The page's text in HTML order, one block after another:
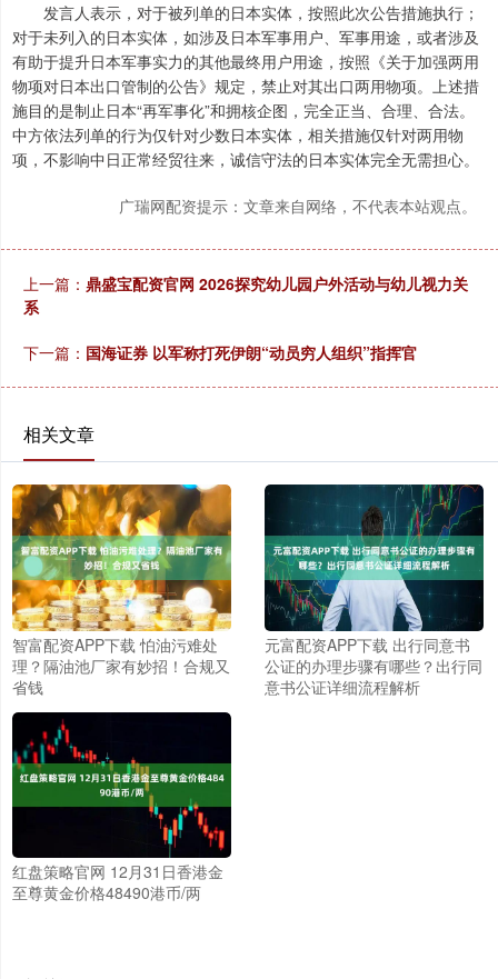
发言人表示，对于被列单的日本实体，按照此次公告措施执行；
对于未列入的日本实体，如涉及日本军事用户、军事用途，或者涉及
有助于提升日本军事实力的其他最终用户用途，按照《关于加强两用
物项对日本出口管制的公告》规定，禁止对其出口两用物项。上述措
施目的是制止日本“再军事化”和拥核企图，完全正当、合理、合法。
中方依法列单的行为仅针对少数日本实体，相关措施仅针对两用物
项，不影响中日正常经贸往来，诚信守法的日本实体完全无需担心。
广瑞网配资提示：文章来自网络，不代表本站观点。
上一篇： 鼎盛宝配资官网 2026探究幼儿园户外活动与幼儿视力关
系
下一篇： 国海证券 以军称打死伊朗“动员穷人组织”指挥官
相关文章
智富配资APP下载 怕油污难处
理？隔油池厂家有妙招！合规又
省钱
元富配资APP下载 出行同意书
公证的办理步骤有哪些？出行同
意书公证详细流程解析
红盘策略官网 12月31日香港金
至尊黄金价格48490港币/两